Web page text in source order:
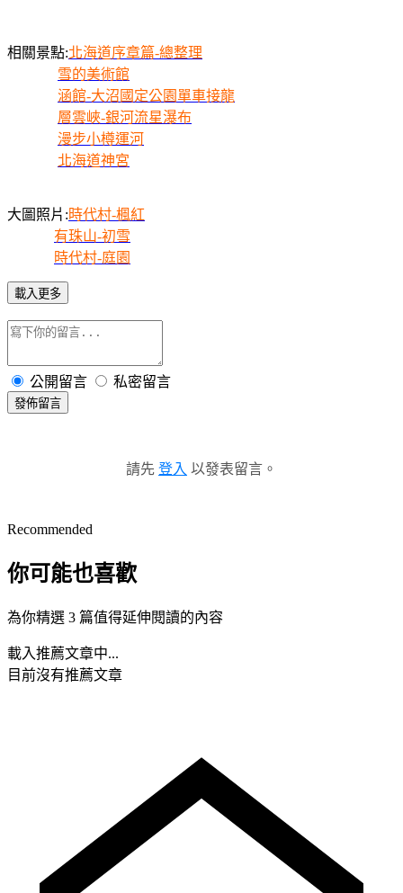
相關景點:北海道序章篇-總整理
雪的美術館
涵館-大沼國定公園單車接龍
層雲峽-銀河流星瀑布
漫步小樽運河
北海道神宮
大圖照片:時代村-楓紅
有珠山-初雪
時代村-庭園
載入更多
公開留言 私密留言
發佈留言
請先 登入 以發表留言。
Recommended
你可能也喜歡
為你精選 3 篇值得延伸閱讀的內容
載入推薦文章中...
目前沒有推薦文章